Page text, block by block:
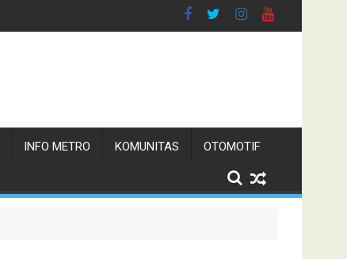
INFO METRO KOMUNITAS OTOMOTIF